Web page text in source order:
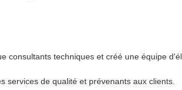
techniques et créé une équipe
services de qualité et prévenants aux clients.